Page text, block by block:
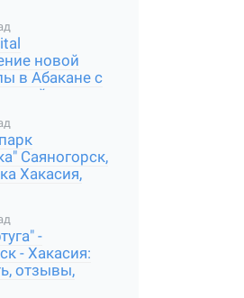
новой
в Абакане с
сайт,
Саяногорск,
Хакасия,
как
-
- Хакасия:
отзывы,
где